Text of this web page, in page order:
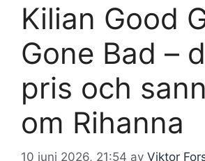
Kilian Good
Gone Bad –
pris och
om Rihanna
10 juni 2026, 21:54 av Viktor